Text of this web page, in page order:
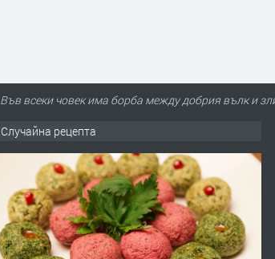
Във всеки човек има борба между добрия вълк и
Случайна рецепта